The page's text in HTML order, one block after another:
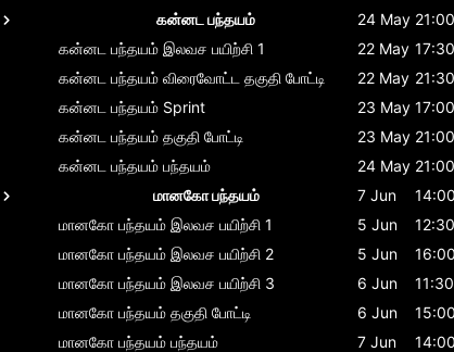
கன்னட பந்தயம்
24 May 21:00
கன்னட பந்தயம் இலவச பயிற்சி 1 22 May 17:30
கன்னட பந்தயம் விரைவோட்ட தகுதி போட்டி 22 May 21:30
கன்னட பந்தயம் Sprint 23 May 17:00
கன்னட பந்தயம் தகுதி போட்டி 23 May 21:00
கன்னட பந்தயம் பந்தயம் 24 May 21:00
மானகோ பந்தயம்
7 Jun
14:00
மானகோ பந்தயம் இலவச பயிற்சி 1 5 Jun
12:30
மானகோ பந்தயம் இலவச பயிற்சி 2 5 Jun
16:00
மானகோ பந்தயம் இலவச பயிற்சி 3 6 Jun
11:30
மானகோ பந்தயம் தகுதி போட்டி 6 Jun
15:00
மானகோ பந்தயம் பந்தயம் 7 Jun
14:00